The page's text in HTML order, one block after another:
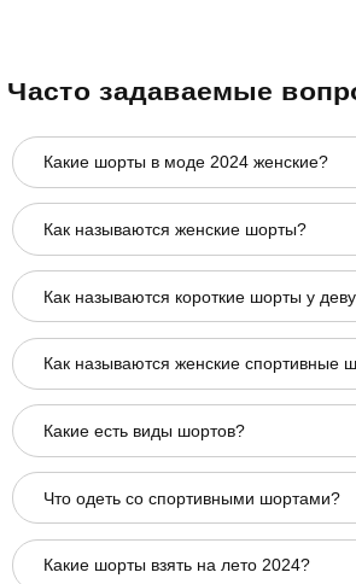
Часто задаваемые
Какие шорты в моде 2024 женские?
Как называются женские шорты?
Как называются короткие шорты у
Как называются женские спортивные
Какие есть виды шортов?
Что одеть со спортивными шортами?
Какие шорты взять на лето 2024?